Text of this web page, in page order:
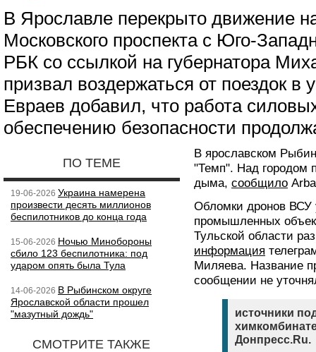
В Ярославле перекрыто движение
Московского проспекта с Юго-
РБК со ссылкой на губернатора
призвал воздержаться от поездок в
Евраев добавил, что работа
обеспечению безопасности
ПО ТЕМЕ
19-06-2026 Украина намерена
произвести десять миллионов
беспилотников до конца года
15-06-2026 Ночью Минобороны
сбило 123 беспилотника: под
ударом опять была Тула
14-06-2026 В Рыбинском округе
Ярославской области прошел
"мазутный дождь"
СМОТРИТЕ ТАКЖЕ
В ярославском
"Темп". Над городом
дыма, сообщило
Обломки дронов ВСУ
промышленных
Тульской области
информация
Миляева. Название
сообщении не
источники
Донпресс.Ru.